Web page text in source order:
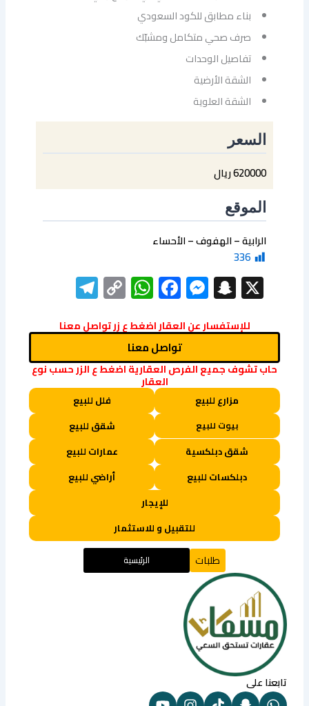
بناء مطابق للكود السعودي
صرف صحي متكامل ومشبّك
تفاصيل الوحدات
الشقة الأرضية
الشقة العلوية
السعر
620000 ريال
الموقع
الرابية – الهفوف – الأحساء
336
X
Snapchat
Messenger
Facebook
WhatsApp
Copy
Link
للإستفسار عن العقار اضغط ع زر تواصل معنا
تواصل معنا
حاب تشوف جميع الفرص العقارية اضغط ع الزر حسب نوع
العقار
مزارع للبيع فلل للبيع
بيوت للبيع
شقق للبيع
شقق دبلكسية
عمارات للبيع
دبلكسات للبيع
أراضي للبيع
للإيجار
للتقبيل و للاستثمار
طلبات الرئيسية
تابعنا على